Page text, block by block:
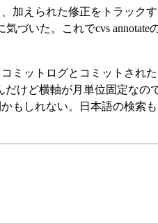
加えられた修正をトラック
気づいた。これでcvs
ミットログとコミットされ
だけど横軸が月単位固定な
もしれない。日本語の検索も